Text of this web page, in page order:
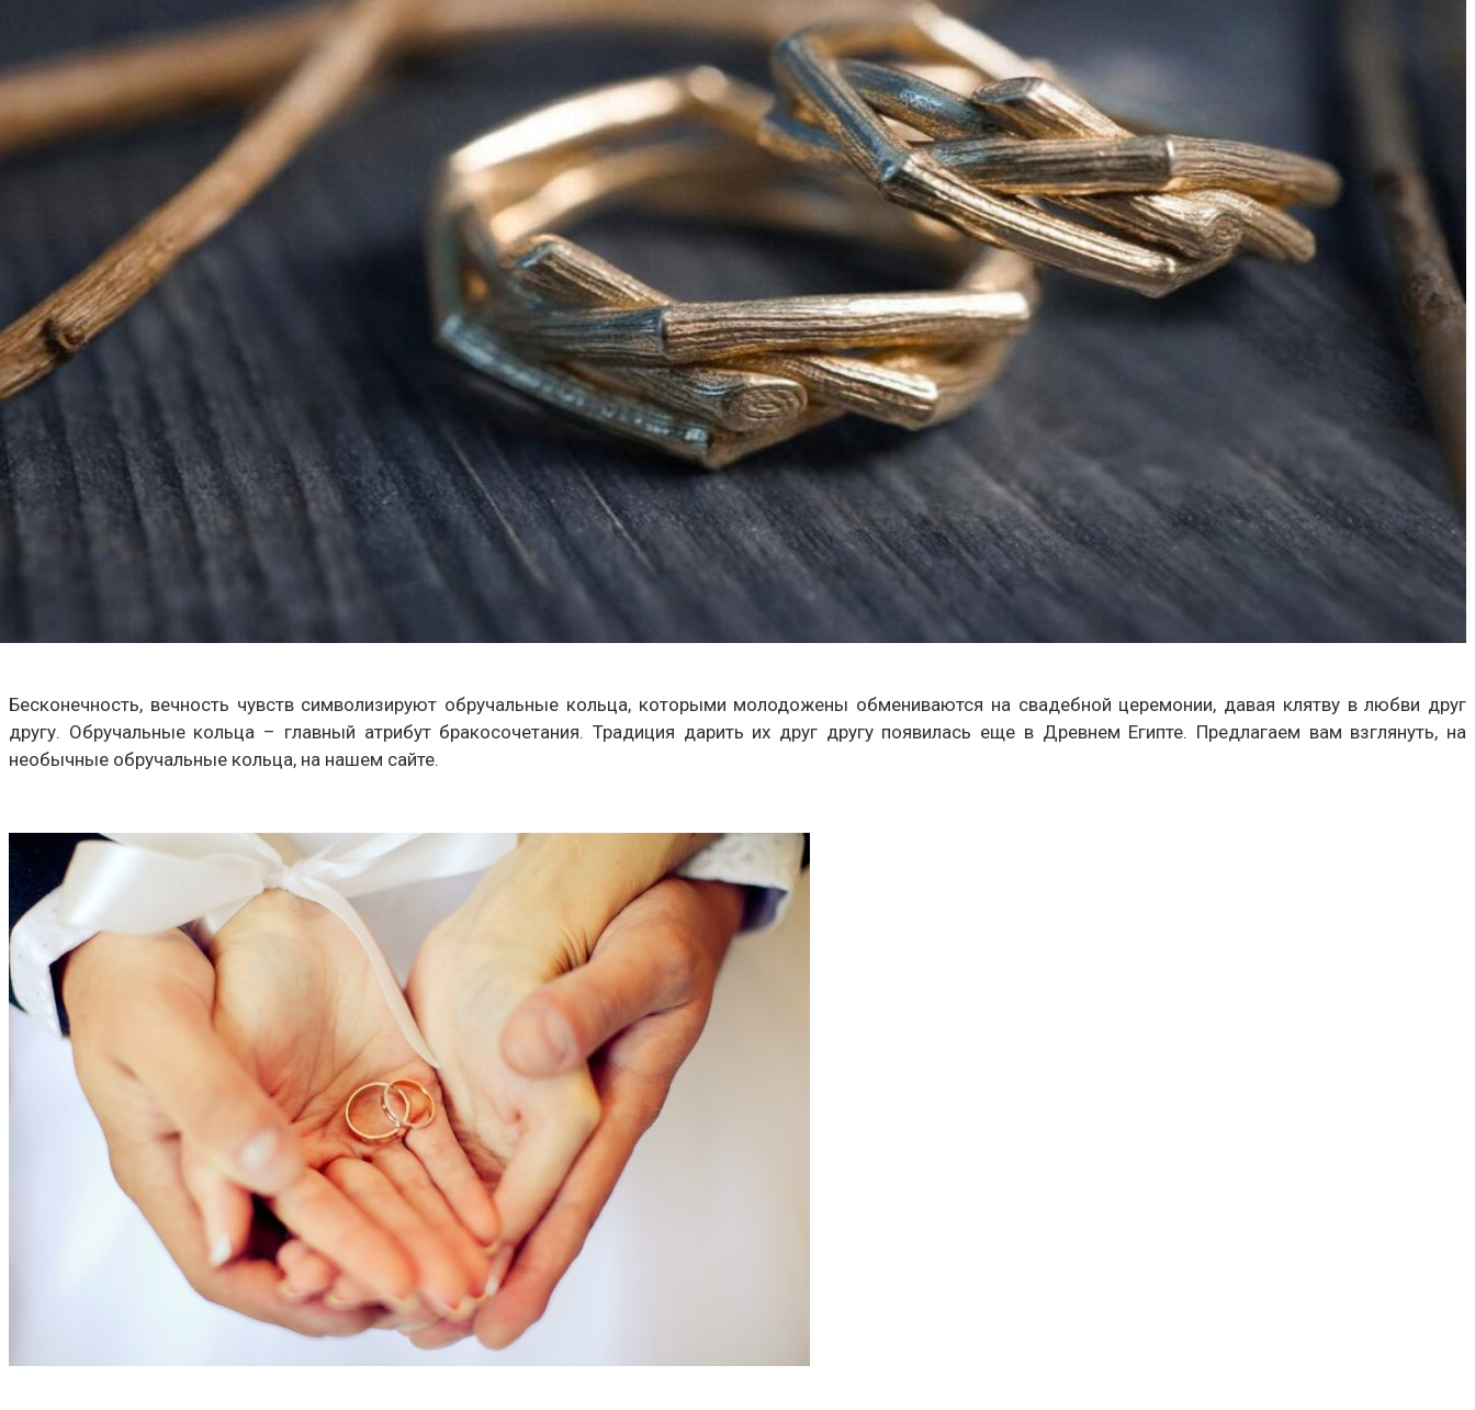
Бесконечность, вечность чувств символизируют обручальные кольца, которыми молодожены обмениваются на свадебной церемонии, давая клятву в любви друг
другу. Обручальные кольца – главный атрибут бракосочетания. Традиция дарить их друг другу появилась еще в Древнем Египте. Предлагаем вам взглянуть, на
необычные обручальные кольца, на нашем сайте.